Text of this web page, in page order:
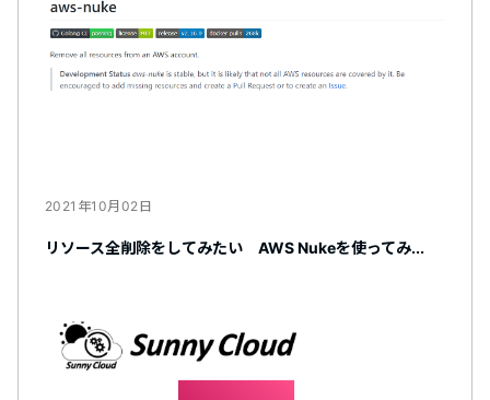
2021年10月02日
リソース全削除をしてみたい AWS Nukeを使ってみ...